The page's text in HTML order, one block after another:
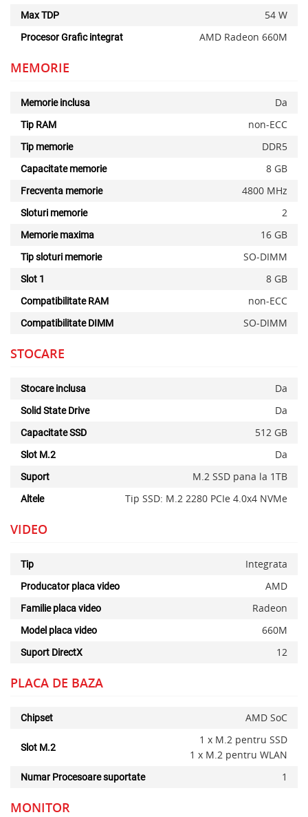
Max TDP 54 W
Procesor Grafic integrat AMD Radeon 660M
MEMORIE
Memorie inclusa Da
Tip RAM non-ECC
Tip memorie DDR5
Capacitate memorie 8 GB
Frecventa memorie 4800 MHz
Sloturi memorie 2
Memorie maxima 16 GB
Tip sloturi memorie SO-DIMM
Slot 1 8 GB
Compatibilitate RAM non-ECC
Compatibilitate DIMM SO-DIMM
STOCARE
Stocare inclusa Da
Solid State Drive Da
Capacitate SSD 512 GB
Slot M.2 Da
Suport M.2 SSD pana la 1TB
Altele Tip SSD: M.2 2280 PCIe 4.0x4 NVMe
VIDEO
Tip Integrata
Producator placa video AMD
Familie placa video Radeon
Model placa video 660M
Suport DirectX 12
PLACA DE BAZA
Chipset AMD SoC
Slot M.2
1 x M.2 pentru SSD
1 x M.2 pentru WLAN
Numar Procesoare suportate 1
MONITOR